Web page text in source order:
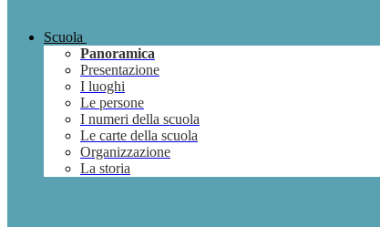
Scuola
Panoramica
Presentazione
I luoghi
Le persone
I numeri della scuola
Le carte della scuola
Organizzazione
La storia